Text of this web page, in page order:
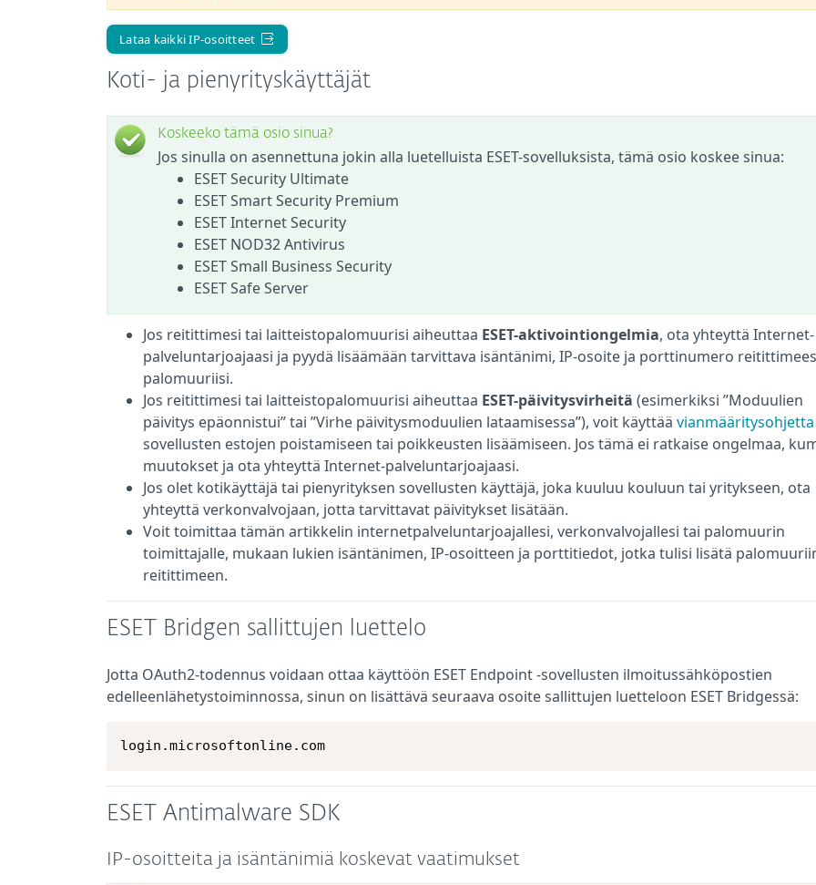
Lataa kaikki IP-osoitteet
Koti- ja pienyrityskäyttäjät
Koskeeko tämä osio sinua?
Jos sinulla on asennettuna jokin alla luetelluista ESET-sovelluksista, tämä osio koskee sinua:
ESET Security Ultimate
ESET Smart Security Premium
ESET Internet Security
ESET NOD32 Antivirus
ESET Small Business Security
ESET Safe Server
Jos reitittimesi tai laitteistopalomuurisi aiheuttaa ESET-aktivointiongelmia, ota yhteyttä Internet-
palveluntarjoajaasi ja pyydä lisäämään tarvittava isäntänimi, IP-osoite ja porttinumero
palomuuriisi.
Jos reitittimesi tai laitteistopalomuurisi aiheuttaa ESET-päivitysvirheitä (esimerkiksi ”Moduulien
päivitys epäonnistui” tai ”Virhe päivitysmoduulien lataamisessa”), voit käyttää vianmääritysohjetta
sovellusten estojen poistamiseen tai poikkeusten lisäämiseen. Jos tämä ei ratkaise ongelmaa,
muutokset ja ota yhteyttä Internet-palveluntarjoajaasi.
Jos olet kotikäyttäjä tai pienyrityksen sovellusten käyttäjä, joka kuuluu kouluun tai yritykseen, ota
yhteyttä verkonvalvojaan, jotta tarvittavat päivitykset lisätään.
Voit toimittaa tämän artikkelin internetpalveluntarjoajallesi, verkonvalvojallesi tai palomuurin
toimittajalle, mukaan lukien isäntänimen, IP-osoitteen ja porttitiedot, jotka tulisi lisätä
reitittimeen.
ESET Bridgen sallittujen luettelo
Jotta OAuth2-todennus voidaan ottaa käyttöön ESET Endpoint -sovellusten ilmoitussähköpostien
edelleenlähetystoiminnossa, sinun on lisättävä seuraava osoite sallittujen luetteloon ESET Bridgessä:
login.microsoftonline.com
ESET Antimalware SDK
IP-osoitteita ja isäntänimiä koskevat vaatimukset